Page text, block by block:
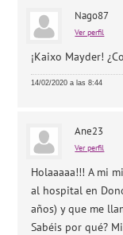
Nago87
Ver perfil
¡Kaixo Mayder!
14/02/2020 a las 8:44
Ane23
Ver perfil
Holaaaaa!!! A mi
al hospital en
años) y que me
Sabéis por qué?